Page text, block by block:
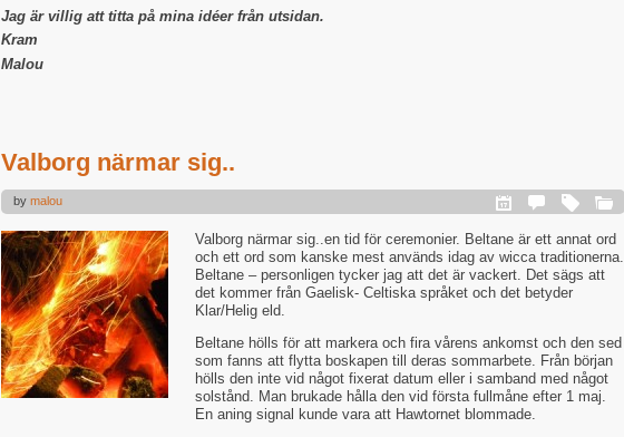
Jag är villig att titta på mina idéer från utsidan.
Kram
Malou
Valborg närmar sig..
by malou
Valborg närmar sig..en tid för ceremonier. Beltane är ett annat ord
och ett ord som kanske mest används idag av wicca traditionerna.
Beltane – personligen tycker jag att det är vackert. Det sägs att
det kommer från Gaelisk- Celtiska språket och det betyder
Klar/Helig eld.
Beltane hölls för att markera och fira vårens ankomst och den sed
som fanns att flytta boskapen till deras sommarbete. Från början
hölls den inte vid något fixerat datum eller i samband med något
solstånd. Man brukade hålla den vid första fullmåne efter 1 maj.
En aning signal kunde vara att Hawtornet blommade.